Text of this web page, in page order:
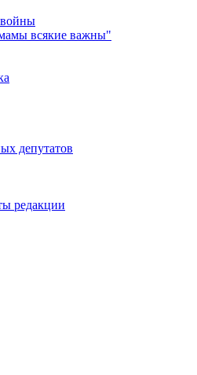
войны
всякие важны"
депутатов
редакции